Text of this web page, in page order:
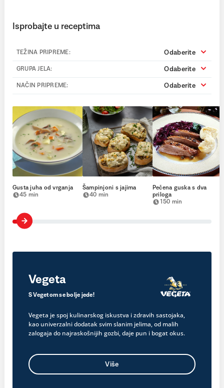
Isprobajte u receptima
TEŽINA PRIPREME: Odaberite
GRUPA JELA: Odaberite
NAČIN PRIPREME: Odaberite
Gusta juha od vrganja
45 min
Šampinjoni s jajima
40 min
Pečena guska s dva
priloga
150 min
Vegeta
S Vegetom se bolje jede!
Vegeta je spoj kulinarskog iskustva i zdravih sastojaka,
kao univerzalni dodatak svim slanim jelima, od malih
zalogaja do najraskošnijih gozbi, daje pun i bogat okus.
Više